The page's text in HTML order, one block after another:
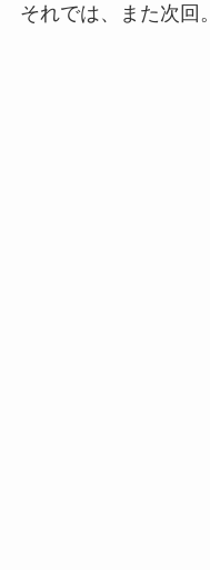
それでは、また次回。